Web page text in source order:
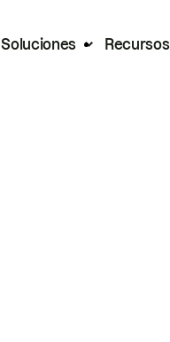
Soluciones Recursos